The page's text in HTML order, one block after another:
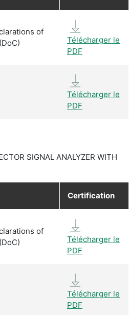
of
Télécharger le
PDF
Télécharger le
PDF
SIGNAL ANALYZER WITH
Certification
of
Télécharger le
PDF
Télécharger le
PDF